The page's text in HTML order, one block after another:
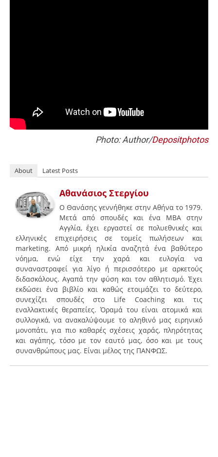
Photo: Author/Depositphotos
About Latest Posts
Αθανάσιος Στεργίου
Ο Θανάσης γεννήθηκε στην Αθήνα το 1979.
Μετά από σπουδές και ένα MBA στην
Αγγλία, έχει εργαστεί σε πολυεθνικές και
ελληνικές επιχειρήσεις σε τομείς πωλήσεων και
marketing. Από μικρή ηλικία αναζητά ένα βαθύτερο
νόημα, ενώ είχε την χαρά και ευλογία να
συναναστραφεί για λίγο ή περισσότερο με αρκετούς
διδασκάλους. Αγαπά την φύση και τον αθλητισμό. Έχει
εκδώσει ένα βιβλίο και καθώς ετοιμάζει το δεύτερο,
συνεχίζει σπουδές στο Life Coaching και τις
εναλλακτικές θεραπείες. Όραμά του είναι ατομικά και
συλλογικά, να ανακαλύψουμε το αληθινό μας ειρηνικό
μονοπάτι, για πιο καθαρές σχέσεις χαράς, πληρότητας
και αγάπης, τόσο με τον εαυτό μας, όσο και με τους
συνανθρώπους μας. Είναι μέλος της ΠΑΝΦΩΣ.